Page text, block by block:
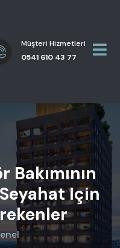
Müşteri Hizmetleri
0541 610 43 77
Bakımının
Için